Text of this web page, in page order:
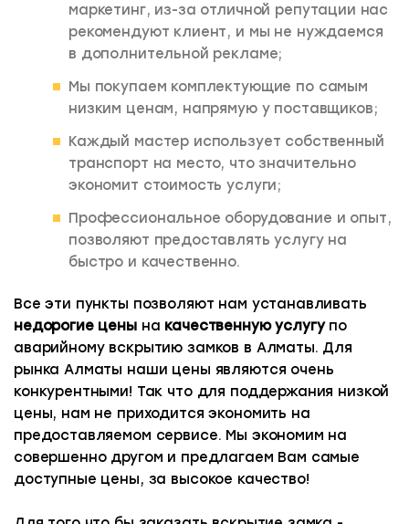
маркетинг, из-за отличной репутации нас
рекомендуют клиент, и мы не нуждаемся
в дополнительной рекламе;
Мы покупаем комплектующие по самым
низким ценам, напрямую у поставщиков;
Каждый мастер использует собственный
транспорт на место, что значительно
экономит стоимость услуги;
Профессиональное оборудование и опыт,
позволяют предоставлять услугу на
быстро и качественно.
Все эти пункты позволяют нам устанавливать
недорогие ценына качественную услугупо
аварийному вскрытию замков в Алматы. Для
рынка Алматы наши цены являются очень
конкурентными! Так что для поддержания низкой
цены, нам не приходится экономить на
предоставляемом сервисе. Мы экономим на
совершенно другом и предлагаем Вам самые
доступные цены, за высокое качество!
3. ИСПОЛЬЗОВАНИЕ НЕ ПРОФЕССИОНАЛЬНОГО
ОБОРУДОВАНИЯ
профессиональных инструментов даже самые
лучшие замки не будет работать исправно: замок
начнет заклинивать, ключ плохо
проворачиваться, и в итоге замок может
полностью выйти из строя.
ЧТО ПРЕДЛАГАЕМ МЫ:
Все работы выполняются при помощи
профессионального оборудования, мастерами с
работу качественно и оперативно!